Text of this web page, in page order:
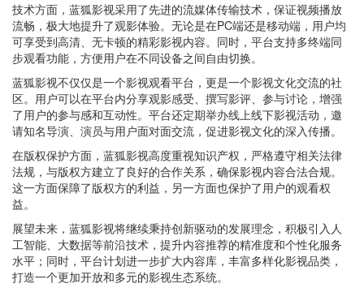
技术方面，蓝狐影视采用了先进的流媒体传输技术，保证视频播放
流畅，极大地提升了观影体验。无论是在PC端还是移动端，用户均
可享受到高清、无卡顿的精彩影视内容。同时，平台支持多终端同
步观看功能，方便用户在不同设备之间自由切换。
蓝狐影视不仅仅是一个影视观看平台，更是一个影视文化交流的社
区。用户可以在平台内分享观影感受、撰写影评、参与讨论，增强
了用户的参与感和互动性。平台还定期举办线上线下影视活动，邀
请知名导演、演员与用户面对面交流，促进影视文化的深入传播。
在版权保护方面，蓝狐影视高度重视知识产权，严格遵守相关法律
法规，与版权方建立了良好的合作关系，确保影视内容合法合规。
这一方面保障了版权方的利益，另一方面也保护了用户的观看权
益。
展望未来，蓝狐影视将继续秉持创新驱动的发展理念，积极引入人
工智能、大数据等前沿技术，提升内容推荐的精准度和个性化服务
水平；同时，平台计划进一步扩大内容库，丰富多样化影视品类，
打造一个更加开放和多元的影视生态系统。